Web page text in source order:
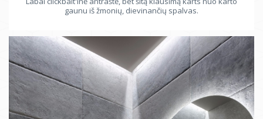
gaunu iš žmonių, dievinančių spalvas.